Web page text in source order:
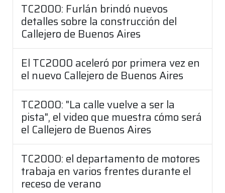
TC2000: Furlán brindó nuevos
detalles sobre la construcción del
Callejero de Buenos Aires
El TC2000 aceleró por primera vez en
el nuevo Callejero de Buenos Aires
TC2000: "La calle vuelve a ser la
pista", el video que muestra cómo será
el Callejero de Buenos Aires
TC2000: el departamento de motores
trabaja en varios frentes durante el
receso de verano